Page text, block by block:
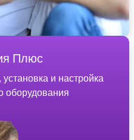
Плюс
и настройка
оборудования